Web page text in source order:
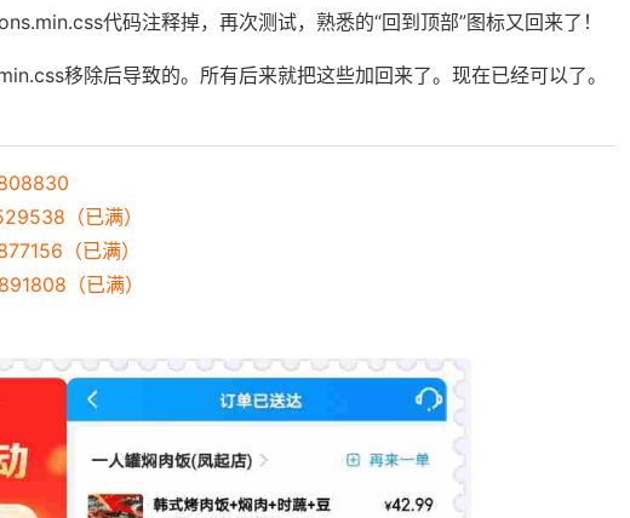
代码注释掉，再次测试，熟悉的“回到顶部”图标又回来了！
移除后导致的。所有后来就把这些加回来了。现在已经可以了。
（已满）
（已满）
（已满）